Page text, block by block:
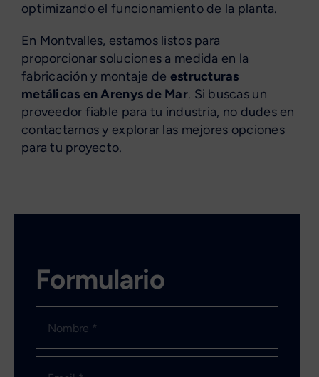
optimizando el funcionamiento de la planta.
En Montvalles, estamos listos para
proporcionar soluciones a medida en la
fabricación y montaje de estructuras
metálicas en Arenys de Mar. Si buscas un
proveedor fiable para tu industria, no dudes en
contactarnos y explorar las mejores opciones
para tu proyecto.
Formulario